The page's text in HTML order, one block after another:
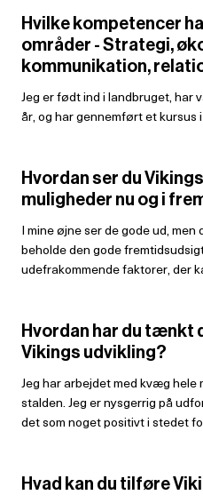
Hvilke kompetencer
områder - Strategi,
kommunikation,
Jeg er født ind i landbruget,
år, og har gennemført et kursus
Hvordan ser du
muligheder nu og i
I mine øjne ser de gode ud,
beholde den gode
udefrakommende faktorer, der
Hvordan har du tænkt
Vikings udvikling?
Jeg har arbejdet med kvæg hele
stalden. Jeg er nysgerrig på
det som noget positivt i stedet
Hvad kan du tilføre